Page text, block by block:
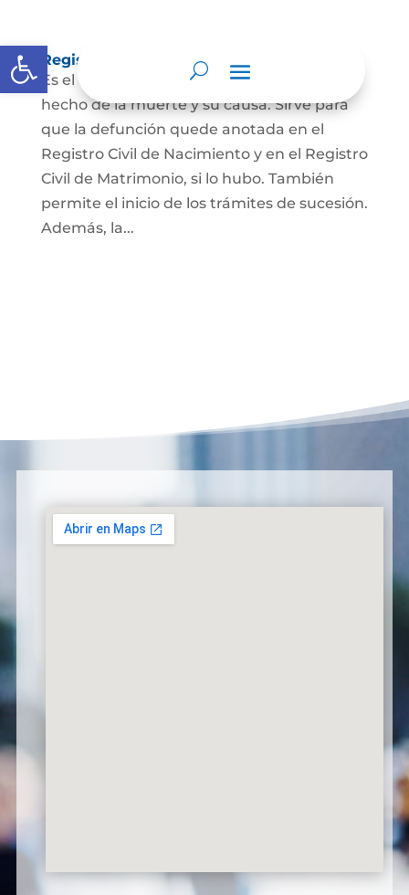
Abrir barra de herramientas
Registro Civil de Defunción
Es el documento público que prueba el
hecho de la muerte y su causa. Sirve para
que la defunción quede anotada en el
Registro Civil de Nacimiento y en el Registro
Civil de Matrimonio, si lo hubo. También
permite el inicio de los trámites de sucesión.
Además, la...